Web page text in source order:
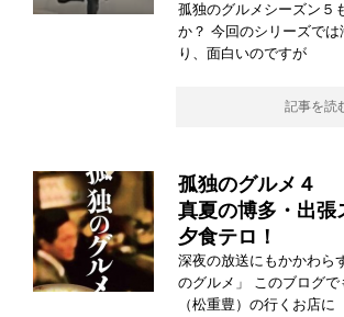
孤独のグルメシーズン５
か？ 今回のシリーズでは
り、面白いのですが
記事を読
孤独のグルメ
真夏の博多・出張
夕食テロ！
深夜の放送にもかかわら
のグルメ」 このブログで
（松重豊）の行くお店に